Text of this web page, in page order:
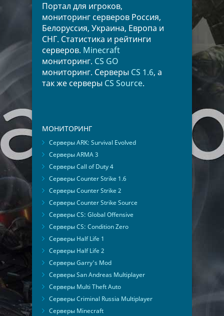
Портал для игроков,
мониторинг серверов Россия,
Белоруссия, Украина, Европа и
СНГ. Статистика и рейтинги
серверов. Minecraft
мониторинг. CS GO
мониторинг. Серверы CS 1.6, а
так же серверы CS Source.
МОНИТОРИНГ
Серверы ARK: Survival Evolved
Серверы ARMA 3
Серверы Call of Duty 4
Серверы Counter Strike 1.6
Серверы Counter Strike 2
Серверы Counter Strike Source
Серверы CS: Global Offensive
Серверы CS: Condition Zero
Серверы Half Life 1
Серверы Half Life 2
Серверы Garry's Mod
Серверы San Andreas Multiplayer
Серверы Multi Theft Auto
Серверы Criminal Russia Multiplayer
Серверы Minecraft